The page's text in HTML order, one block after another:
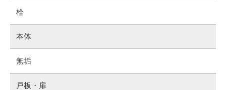
栓
本体
無垢
戸板・扉